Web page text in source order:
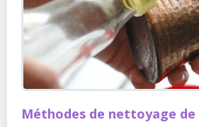
Méthodes de nettoyage de